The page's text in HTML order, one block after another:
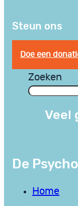
Steun ons
Doe een
Zoeken
Veel
De
Home